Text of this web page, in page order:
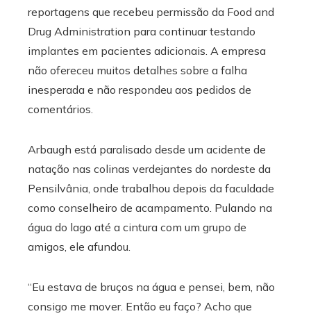
reportagens que recebeu permissão da Food and
Drug Administration para continuar testando
implantes em pacientes adicionais. A empresa
não ofereceu muitos detalhes sobre a falha
inesperada e não respondeu aos pedidos de
comentários.
Arbaugh está paralisado desde um acidente de
natação nas colinas verdejantes do nordeste da
Pensilvânia, onde trabalhou depois da faculdade
como conselheiro de acampamento. Pulando na
água do lago até a cintura com um grupo de
amigos, ele afundou.
“Eu estava de bruços na água e pensei, bem, não
consigo me mover. Então eu faço? Acho que